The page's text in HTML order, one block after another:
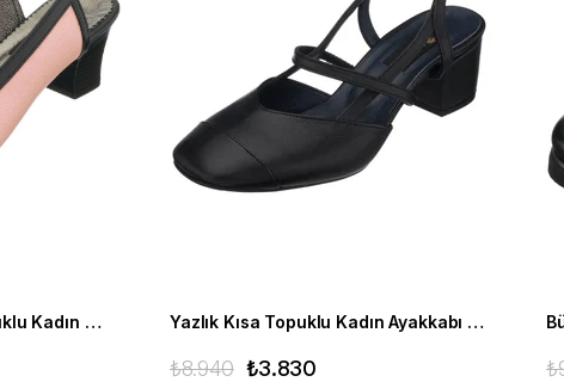
Büyük Numara Kısa Topuklu Kadın Stiletto ND97 Çok renkli Yazlık Kısa Topuklu Kadın Ayakkabı LTF00141 Siyah
₺3.830
₺8.940